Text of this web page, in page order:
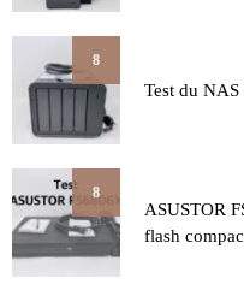
8
Test du NAS
8
ASUSTOR
flash